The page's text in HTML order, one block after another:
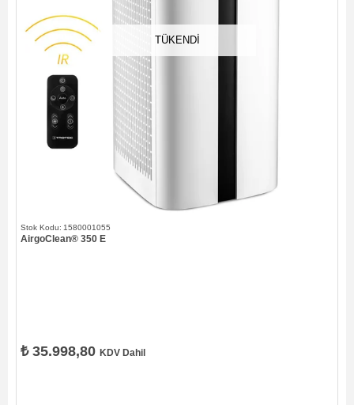
TÜKENDI
1580001055
AirgoClean® 350 E
₺ 35.998,80 KDV Dahil